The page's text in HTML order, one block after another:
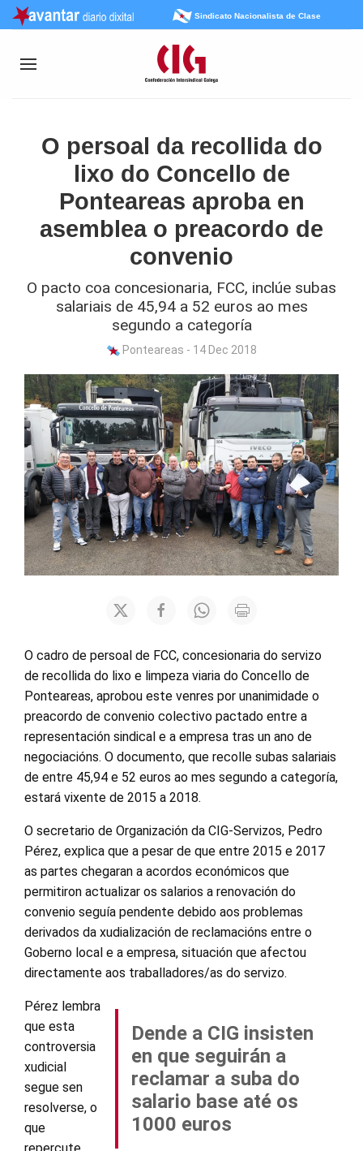
Sindicato Nacionalista de Clase
O persoal da recollida do
lixo do Concello de
Ponteareas aproba en
asemblea o preacordo de
convenio
O pacto coa concesionaria, FCC, inclúe subas
salariais de 45,94 a 52 euros ao mes
segundo a categoría
Ponteareas - 14 Dec 2018
O cadro de persoal de FCC, concesionaria do servizo
de recollida do lixo e limpeza viaria do Concello de
Ponteareas, aprobou este venres por unanimidade o
preacordo de convenio colectivo pactado entre a
representación sindical e a empresa tras un ano de
negociacións. O documento, que recolle subas salariais
de entre 45,94 e 52 euros ao mes segundo a categoría,
estará vixente de 2015 a 2018.
O secretario de Organización da CIG-Servizos, Pedro
Pérez, explica que a pesar de que entre 2015 e 2017
as partes chegaran a acordos económicos que
permitiron actualizar os salarios a renovación do
convenio seguía pendente debido aos problemas
derivados da xudialización de reclamacións entre o
Goberno local e a empresa, situación que afectou
directamente aos traballadores/as do servizo.
Dende a CIG insisten
en que seguirán a
reclamar a suba do
salario base até os
1000 euros
Pérez lembra
que esta
controversia
xudicial
segue sen
resolverse, o
que